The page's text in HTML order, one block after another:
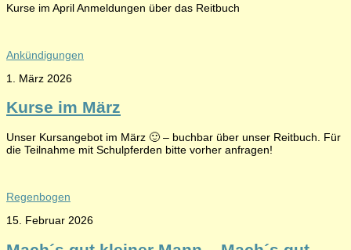
Kurse im April Anmeldungen über das Reitbuch
Ankündigungen
1. März 2026
Kurse im März
Unser Kursangebot im März 🙂 – buchbar über unser Reitbuch. Für
die Teilnahme mit Schulpferden bitte vorher anfragen!
Regenbogen
15. Februar 2026